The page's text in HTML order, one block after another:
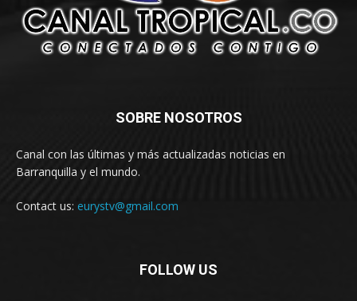
SOBRE NOSOTROS
Canal con las últimas y más actualizadas noticias en
Barranquilla y el mundo.
Contact us: eurystv@gmail.com
FOLLOW US